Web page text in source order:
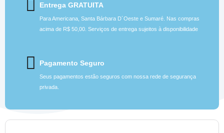
Entrega GRATUITA
Para Americana, Santa Bárbara D´Oeste e Sumaré. Nas compras
acima de R$ 50,00. Serviços de entrega sujeitos à disponibilidade
Pagamento Seguro
Seus pagamentos estão seguros com nossa rede de segurança
privada.